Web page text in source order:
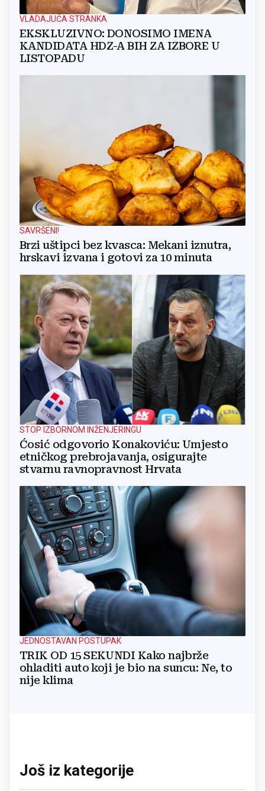
VLADAJUĆA STRANKA
EKSKLUZIVNO: DONOSIMO IMENA
KANDIDATA HDZ-A BIH ZA IZBORE U
LISTOPADU
SAVRŠENI!
Brzi uštipci bez kvasca: Mekani iznutra,
hrskavi izvana i gotovi za 10 minuta
STOP IZBORNOM INŽENJERINGU
Ćosić odgovorio Konakoviću: Umjesto
etničkog prebrojavanja, osigurajte
stvarnu ravnopravnost Hrvata
JEDNOSTAVAN POSTUPAK
TRIK OD 15 SEKUNDI Kako najbrže
ohladiti auto koji je bio na suncu: Ne, to
nije klima
Još iz kategorije